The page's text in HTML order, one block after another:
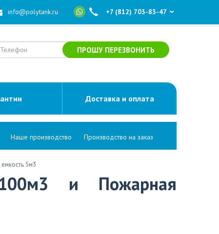
info@polytank.ru +7 (812) 703-83-47
ПРОШУ ПЕРЕЗВОНИТЬ
Доставка и оплата
Наше производство Производство на заказ
5м3
100м3 и Пожарная